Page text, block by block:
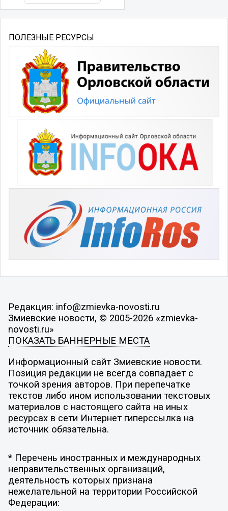
ПОЛЕЗНЫЕ РЕСУРСЫ
Редакция: info@zmievka-novosti.ru
Змиевские новости, © 2005-2026 «zmievka-
novosti.ru»
ПОКАЗАТЬ БАННЕРНЫЕ МЕСТА
Информационный сайт Змиевские новости.
Позиция редакции не всегда совпадает с
точкой зрения авторов. При перепечатке
текстов либо ином использовании текстовых
материалов с настоящего сайта на иных
ресурсах в сети Интернет гиперссылка на
источник обязательна.
* Перечень иностранных и международных
неправительственных организаций,
деятельность которых признана
нежелательной на территории Российской
Федерации: